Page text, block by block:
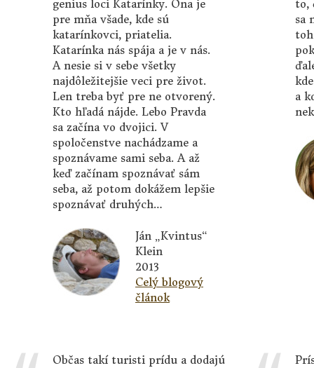
genius loci Katarínky. Ona je
pre mňa všade, kde sú
katarínkovci, priatelia.
Katarínka nás spája a je v nás.
A nesie si v sebe všetky
najdôležitejšie veci pre život.
Len treba byť pre ne otvorený.
Kto hľadá nájde. Lebo Pravda
sa začína vo dvojici. V
spoločenstve nachádzame a
spoznávame sami seba. A až
keď začínam spoznávať sám
seba, až potom dokážem lepšie
spoznávať druhých…
Ján „Kvintus“
Klein
2013
Celý blogový
článok
to,
sa
a
Občas takí turisti prídu a dodajú